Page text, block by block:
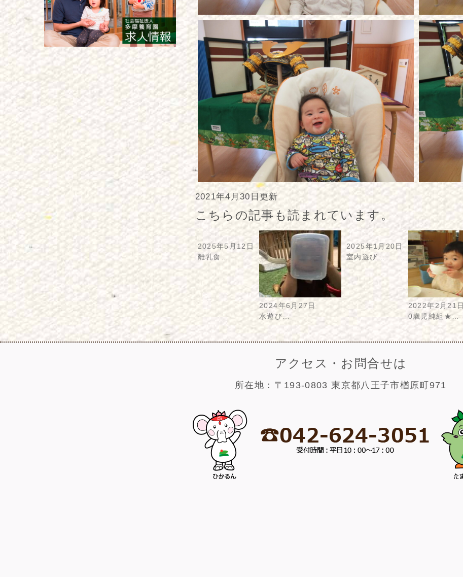
2021年4月30日更新
こちらの記事も読まれています。
2025年5月12日
離乳食…
2024年6月27日
水遊び…
2025年1月20日
室内遊び…
2022年2月21日
0歳児純組★…
アクセス・お問合せは
所在地：〒193-0803 東京都八王子市楢原町971